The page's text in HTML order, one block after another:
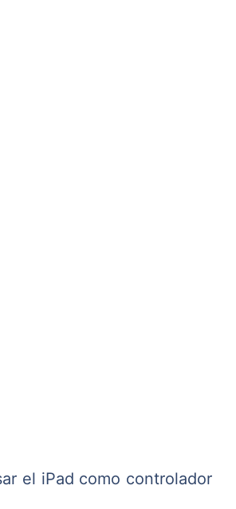
el iPad como controlador